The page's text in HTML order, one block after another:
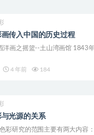
传入中国的历史过程
洋画之摇篮--土山湾画馆 1843
4 年前 184
光源的关系
彩研究的范围主要有两大内容